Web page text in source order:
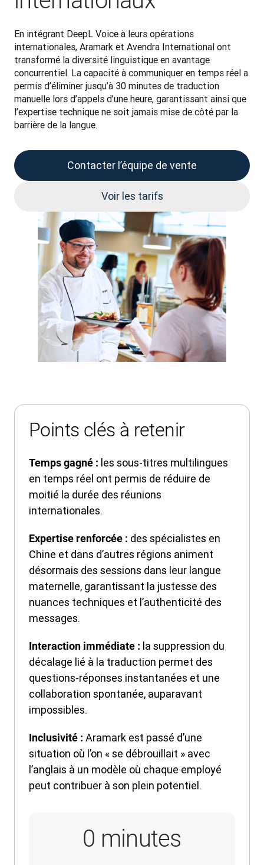
En intégrant DeepL Voice à leurs opérations
internationales, Aramark et Avendra International ont
transformé la diversité linguistique en avantage
concurrentiel. La capacité à communiquer en temps réel a
permis d’éliminer jusqu’à 30 minutes de traduction
manuelle lors d’appels d’une heure, garantissant ainsi que
l’expertise technique ne soit jamais mise de côté par la
barrière de la langue.
Contacter l’équipe de vente
Voir les tarifs
Points clés à retenir
Temps gagné : les sous-titres multilingues
en temps réel ont permis de réduire de
moitié la durée des réunions
internationales.
Expertise renforcée : des spécialistes en
Chine et dans d’autres régions animent
désormais des sessions dans leur langue
maternelle, garantissant la justesse des
nuances techniques et l’authenticité des
messages.
Interaction immédiate : la suppression du
décalage lié à la traduction permet des
questions-réponses instantanées et une
collaboration spontanée, auparavant
impossibles.
Inclusivité : Aramark est passé d’une
situation où l’on « se débrouillait » avec
l’anglais à un modèle où chaque employé
peut contribuer à son plein potentiel.
0 minutes